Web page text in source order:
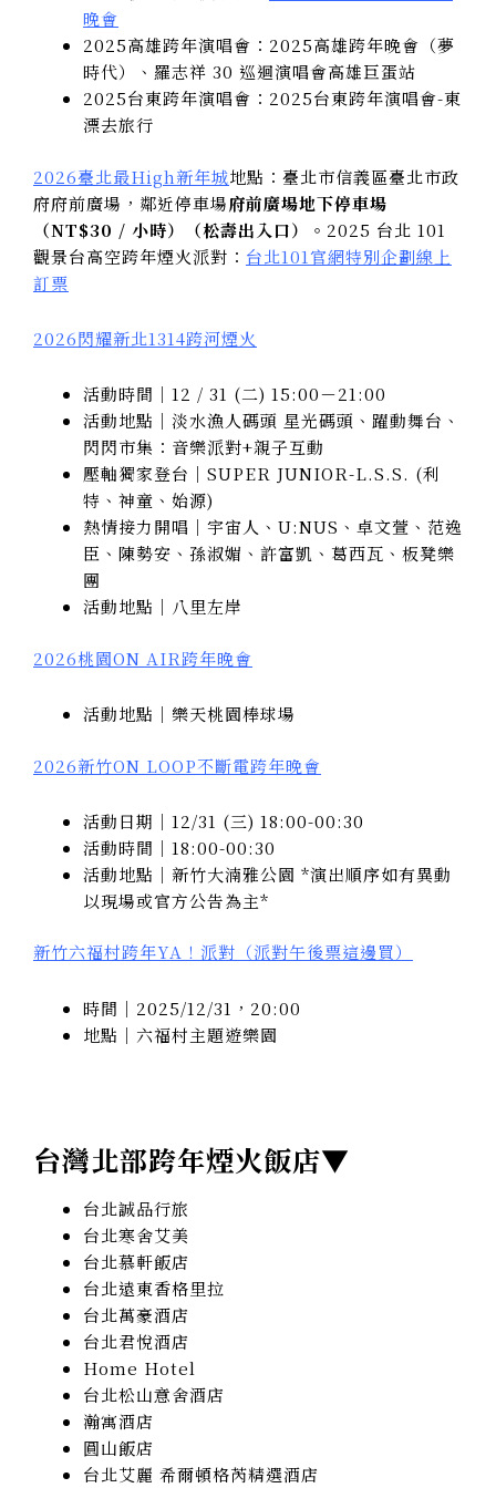
晚會
2025高雄跨年演唱會：2025高雄跨年晚會（夢
時代）、羅志祥 30 巡迴演唱會高雄巨蛋站
2025台東跨年演唱會：2025台東跨年演唱會-東
漂去旅行
2026臺北最High新年城地點：臺北市信義區臺北市政
府府前廣場，鄰近停車場府前廣場地下停車場
（NT$30 / 小時）（松壽出入口）。 2025 台北 101
觀景台高空跨年煙火派對： 台北101官網特別企劃線上
訂票
2026閃耀新北1314跨河煙火
活動時間｜12 / 31 (二) 15:00－21:00
活動地點｜淡水漁人碼頭 星光碼頭、躍動舞台、
閃閃市集：音樂派對+親子互動
壓軸獨家登台｜SUPER JUNIOR-L.S.S. (利
特、神童、始源)
熱情接力開唱｜宇宙人、U:NUS、卓文萱、范逸
臣、陳勢安、孫淑媚、許富凱、葛西瓦、板凳樂
團
活動地點｜八里左岸
2026桃園ON AIR跨年晚會
活動地點｜樂天桃園棒球場
2026新竹ON LOOP不斷電跨年晚會
活動日期｜12/31 (三) 18:00-00:30
活動時間｜18:00-00:30
活動地點｜新竹大湳雅公園 *演出順序如有異動
以現場或官方公告為主*
新竹六福村跨年YA！派對（派對午後票這邊買）
時間｜2025/12/31，20:00
地點｜六福村主題遊樂園
台灣北部跨年煙火飯店▼
台北誠品行旅
台北寒舍艾美
台北慕軒飯店
台北遠東香格里拉
台北萬豪酒店
台北君悅酒店
Home Hotel
台北松山意舍酒店
瀚寓酒店
圓山飯店
台北艾麗 希爾頓格芮精選酒店